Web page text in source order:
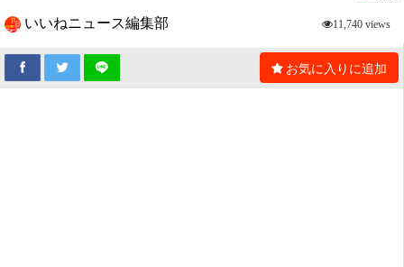
いいねニュース編集部 11,740 views
お気に入りに追加